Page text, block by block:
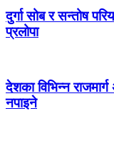
दुर्गा सोब र सन्तोष
प्रलोपा
देशका विभिन्न
नपाइने